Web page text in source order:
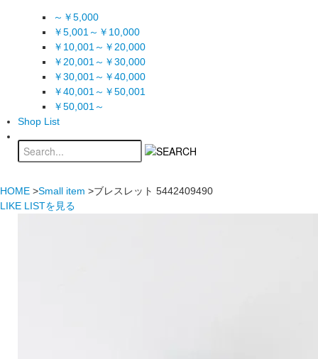
～￥5,000
￥5,001～￥10,000
￥10,001～￥20,000
￥20,001～￥30,000
￥30,001～￥40,000
￥40,001～￥50,001
￥50,001～
Shop List
HOME >Small item >ブレスレット 5442409490
LIKE LISTを見る